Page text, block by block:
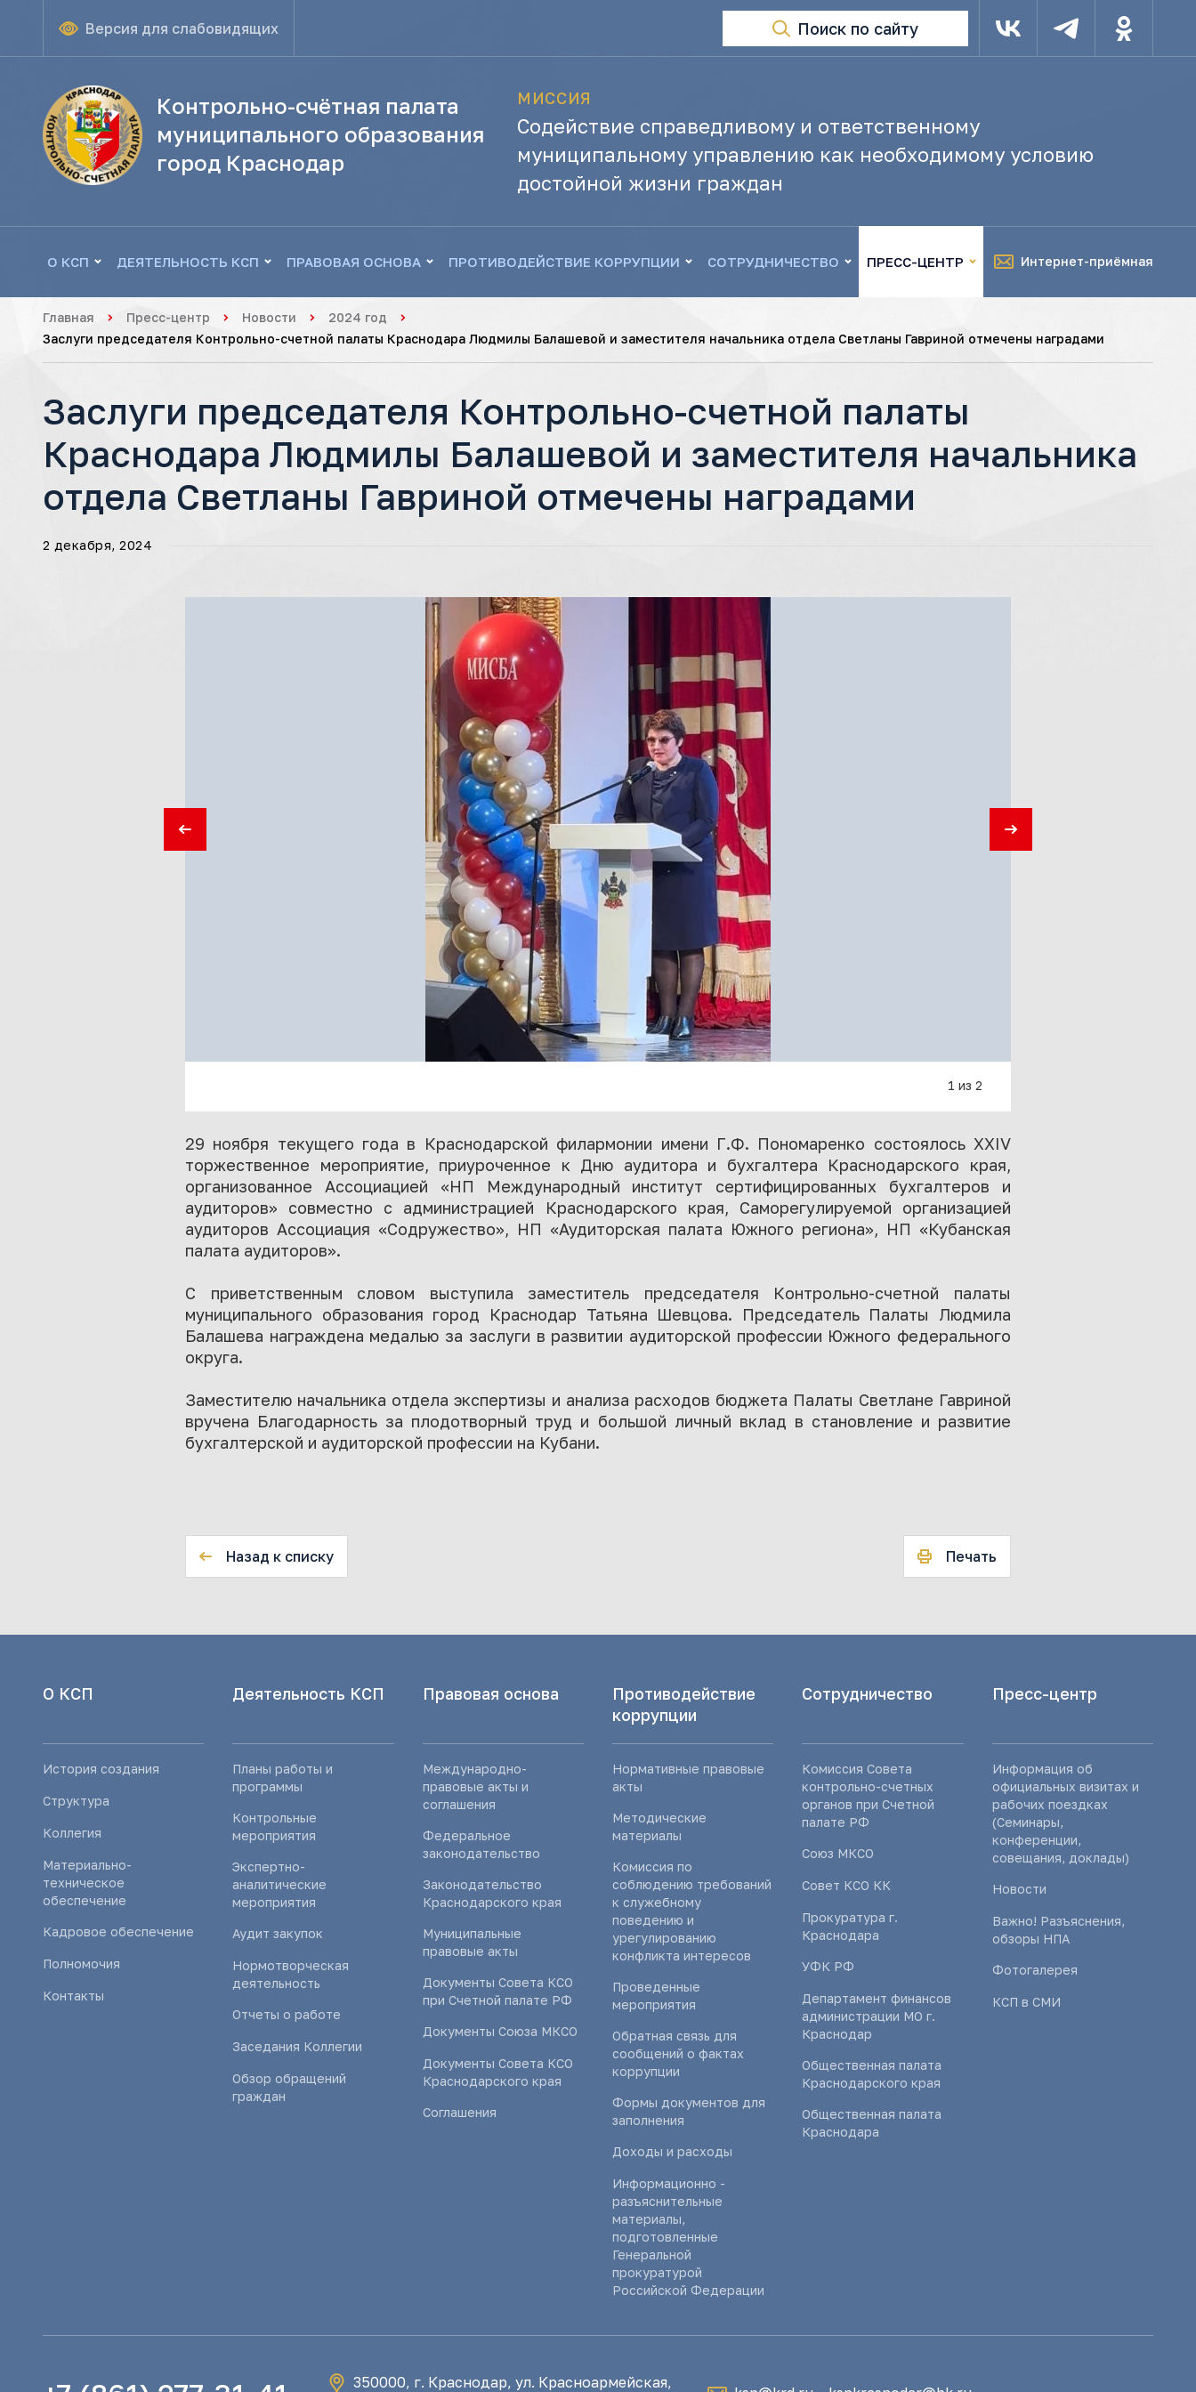
Версия для слабовидящих Поиск по сайту
Контрольно-счётная палата
муниципального образования
город Краснодар
МИССИЯ
Содействие справедливому и ответственному
муниципальному управлению как необходимому условию
достойной жизни граждан
О КСП ДЕЯТЕЛЬНОСТЬ КСП ПРАВОВАЯ ОСНОВА ПРОТИВОДЕЙСТВИЕ КОРРУПЦИИ СОТРУДНИЧЕСТВО ПРЕСС-ЦЕНТР Интернет-приёмная
Главная Пресс-центр Новости
2024 год
Заслуги председателя Контрольно-счетной палаты Краснодара Людмилы Балашевой и заместителя начальника отдела Светланы Гавриной отмечены наградами
Заслуги председателя Контрольно-счетной палаты
Краснодара Людмилы Балашевой и заместителя начальника
отдела Светланы Гавриной отмечены наградами
2 декабря, 2024
1 из 2
29 ноября текущего года в Краснодарской филармонии имени Г.Ф. Пономаренко состоялось XXIV
торжественное мероприятие, приуроченное к Дню аудитора и бухгалтера Краснодарского края,
организованное Ассоциацией «НП Международный институт сертифицированных бухгалтеров и
аудиторов» совместно с администрацией Краснодарского края, Саморегулируемой организацией
аудиторов Ассоциация «Содружество», НП «Аудиторская палата Южного региона», НП «Кубанская
палата аудиторов».
С приветственным словом выступила заместитель председателя Контрольно-счетной палаты
муниципального образования город Краснодар Татьяна Шевцова. Председатель Палаты Людмила
Балашева награждена медалью за заслуги в развитии аудиторской профессии Южного федерального
округа.
Заместителю начальника отдела экспертизы и анализа расходов бюджета Палаты Светлане Гавриной
вручена Благодарность за плодотворный труд и большой личный вклад в становление и развитие
бухгалтерской и аудиторской профессии на Кубани.
Назад к списку Печать
О КСП
История создания
Структура
Коллегия
Материально-
техническое
обеспечение
Кадровое обеспечение
Полномочия
Контакты
Деятельность КСП
Планы работы и
программы
Контрольные
мероприятия
Экспертно-
аналитические
мероприятия
Аудит закупок
Нормотворческая
деятельность
Отчеты о работе
Заседания Коллегии
Обзор обращений
граждан
Правовая основа
Международно-
правовые акты и
соглашения
Федеральное
законодательство
Законодательство
Краснодарского края
Муниципальные
правовые акты
Документы Совета КСО
при Счетной палате РФ
Документы Союза МКСО
Документы Совета КСО
Краснодарского края
Соглашения
Противодействие
коррупции
Нормативные правовые
акты
Методические
материалы
Комиссия по
соблюдению требований
к служебному
поведению и
урегулированию
конфликта интересов
Проведенные
мероприятия
Обратная связь для
сообщений о фактах
коррупции
Формы документов для
заполнения
Доходы и расходы
Информационно -
разъяснительные
материалы,
подготовленные
Генеральной
прокуратурой
Российской Федерации
Сотрудничество
Комиссия Совета
контрольно-счетных
органов при Счетной
палате РФ
Союз МКСО
Совет КСО КК
Прокуратура г.
Краснодара
УФК РФ
Департамент финансов
администрации МО г.
Краснодар
Общественная палата
Краснодарского края
Общественная палата
Краснодара
Пресс-центр
Информация об
официальных визитах и
рабочих поездках
(Семинары,
конференции,
совещания, доклады)
Новости
Важно! Разъяснения,
обзоры НПА
Фотогалерея
КСП в СМИ
350000, г. Краснодар, ул. Красноармейская,